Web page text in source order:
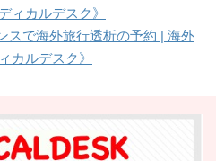
ィカルデスク》
スで海外旅行透析の予約 | 海外
カルデスク》